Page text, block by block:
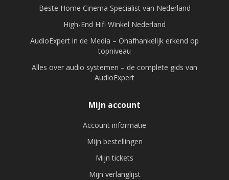
Beste Home Cinema Specialist van Nederland
High-End Hifi Winkel Nederland
AudioExpert in de Media – Onafhankelijk erkend op
topniveau
Alles over audio systemen – de complete gids van
AudioExpert
Mijn account
Account informatie
Mijn bestellingen
Mijn tickets
Mijn verlanglijst